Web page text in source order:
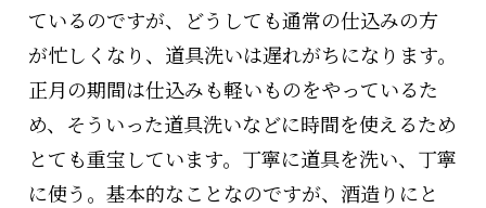
ているのですが、どうしても通常の仕込みの方
が忙しくなり、道具洗いは遅れがちになります。
正月の期間は仕込みも軽いものをやっているた
め、そういった道具洗いなどに時間を使えるため
とても重宝しています。丁寧に道具を洗い、丁寧
に使う。基本的なことなのですが、酒造りにと